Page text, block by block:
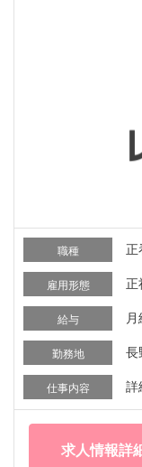
職種 正
雇用形態 正
給与
勤務地 長
仕事内容 詳
求人情報詳